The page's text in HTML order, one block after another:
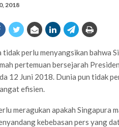
2018
tidak perlu menyangsikan bahwa
pertemuan bersejarah
12 Juni 2018. Dunia pun tidak
efisien.
meragukan apakah Singapura
kebebasan pers yang